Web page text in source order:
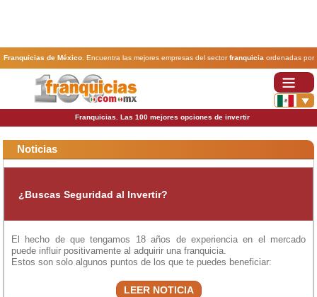
Franquicias de México. Encuentra las mejores empresas del sectorfranquicia ordenadas por
actividad. En www.100franquicias.com.mx encontrarás las más rentables, baratas y
Franquicias. Las 100 mejores opciones de invertir
Noticias
¿Buscas Seguridad al Invertir?
El hecho de que tengamos 18 años de experiencia en el mercado
puede influir positivamente al adquirir una franquicia.
Estos son solo algunos puntos de los que te puedes beneficiar:
LEER NOTICIA